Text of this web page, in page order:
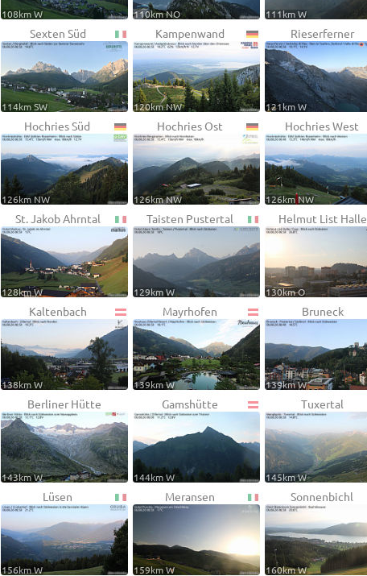
108km W 110km NO 111km W
Sexten Süd
114km SW
Kampenwand
120km NW
Rieserferner
121km W
Hochries Süd
126km NW
Hochries Ost
126km NW
Hochries West
126km NW
St. Jakob Ahrntal
128km W
Taisten Pustertal
129km W
Helmut List Halle
130km O
Kaltenbach
138km W
Mayrhofen
139km W
Bruneck
139km W
Berliner Hütte
143km W
Gamshütte
144km W
Tuxertal
145km W
Lüsen
156km W
Meransen
159km W
Sonnenbichl
160km W